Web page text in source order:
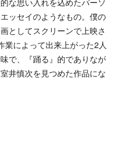
な思い入れを込めたパーソ
ッセイのようなもの。僕の
としてスクリーンで上映さ
業によって出来上がった2人
で、『踊る』的でありなが
井慎次を見つめた作品にな